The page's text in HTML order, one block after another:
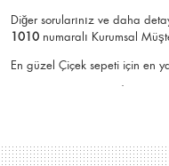
Diğer sorularınız ve daha
1010 numaralı Kurumsal
En güzel Çiçek sepeti için en
.